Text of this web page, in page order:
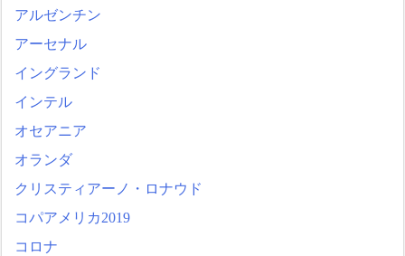
アルゼンチン
アーセナル
イングランド
インテル
オセアニア
オランダ
クリスティアーノ・ロナウド
コパアメリカ2019
コロナ